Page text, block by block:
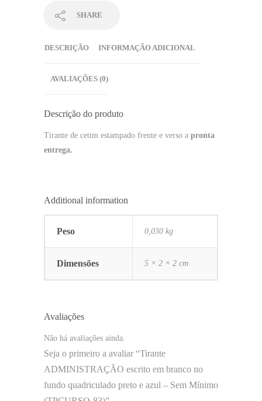
SHARE
DESCRIÇÃO INFORMAÇÃO ADICIONAL
AVALIAÇÕES (0)
Descrição do produto
Tirante de cetim estampado frente e verso a pronta
entrega.
Additional information
Peso 0,030 kg
Dimensões 5 × 2 × 2 cm
Avaliações
Não há avaliações ainda.
Seja o primeiro a avaliar “Tirante
ADMINISTRAÇÃO escrito em branco no
fundo quadriculado preto e azul – Sem Mínimo